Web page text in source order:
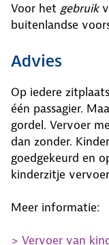
Voor het gebruik
buitenlandse
Advies
Op iedere
één passagier.
gordel. Vervoer
dan zonder.
goedgekeurd en
kinderzitje
Meer informatie:
> Vervoer van